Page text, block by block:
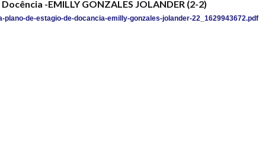
-EMILLY GONZALES JOLANDER (2-2)
plano-de-estagio-de-docancia-emilly-gonzales-jolander-22_1629943672.pdf